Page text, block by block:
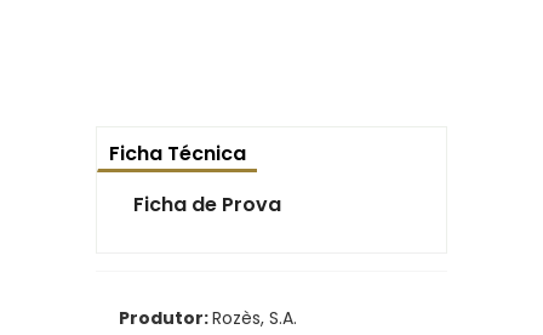
Ficha Técnica
Ficha de Prova
Produtor:Rozès, S.A.